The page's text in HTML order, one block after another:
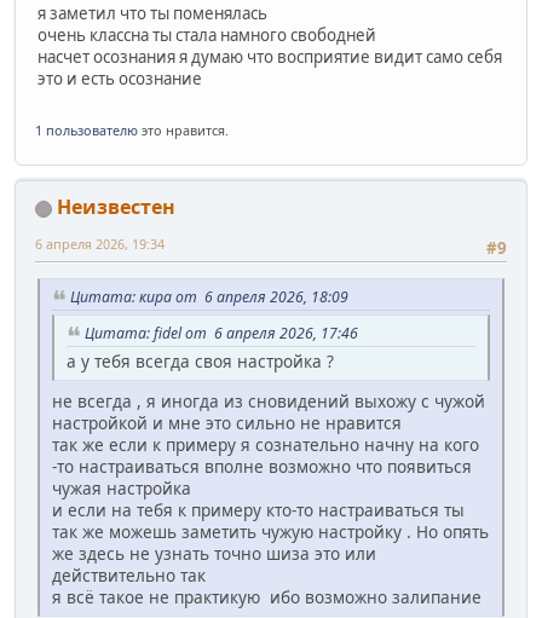
я заметил что ты поменялась
очень классна ты стала намного свободней
насчет осознания я думаю что восприятие видит само себя
это и есть осознание
1 пользователю это нравится.
Неизвестен
#9
6 апреля 2026, 19:34
Цитата: кира от 6 апреля 2026, 18:09
Цитата: fidel от 6 апреля 2026, 17:46
а у тебя всегда своя настройка ?
не всегда , я иногда из сновидений выхожу с чужой
настройкой и мне это сильно не нравится
так же если к примеру я сознательно начну на кого
-то настраиваться вполне возможно что появиться
чужая настройка
и если на тебя к примеру кто-то настраиваться ты
так же можешь заметить чужую настройку . Но опять
же здесь не узнать точно шиза это или
действительно так
я всё такое не практикую ибо возможно залипание